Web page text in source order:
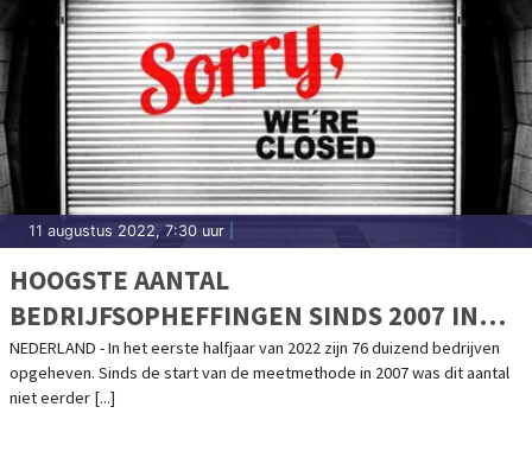
11 augustus 2022, 7:30 uur
HOOGSTE AANTAL
BEDRIJFSOPHEFFINGEN SINDS 2007 IN
HET EERSTE HALFJAAR
NEDERLAND - In het eerste halfjaar van 2022 zijn 76 duizend bedrijven
opgeheven. Sinds de start van de meetmethode in 2007 was dit aantal
niet eerder [...]